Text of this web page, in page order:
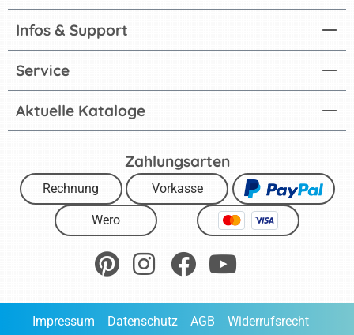
Aktuelle Kataloge
Infos & Support
Service
Zahlungsarten
Rechnung Vorkasse
Wero
Impressum Datenschutz AGB Widerrufsrecht